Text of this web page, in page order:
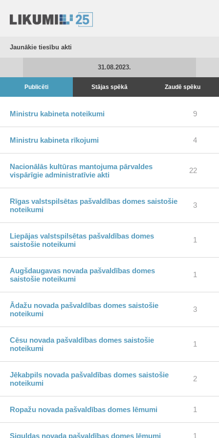
Jaunākie tiesību akti
31.08.2023.
Publicēti Stājas spēkā Zaudē spēku
Ministru kabineta noteikumi 9
Ministru kabineta rīkojumi 4
Nacionālās kultūras mantojuma pārvaldes
vispārīgie administratīvie akti
22
Rīgas valstspilsētas pašvaldības domes saistošie
noteikumi
3
Liepājas valstspilsētas pašvaldības domes
saistošie noteikumi
1
Augšdaugavas novada pašvaldības domes
saistošie noteikumi
1
Ādažu novada pašvaldības domes saistošie
noteikumi
3
Cēsu novada pašvaldības domes saistošie
noteikumi
1
Jēkabpils novada pašvaldības domes saistošie
noteikumi
2
Ropažu novada pašvaldības domes lēmumi 1
Siguldas novada pašvaldības domes lēmumi 1